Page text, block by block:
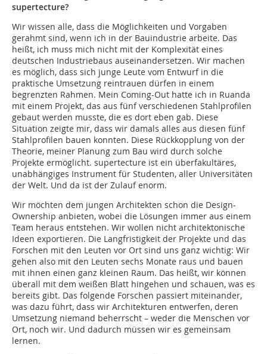
supertecture?
Wir wissen alle, dass die Möglichkeiten und Vorgaben
gerahmt sind, wenn ich in der Bauindustrie arbeite. Das
heißt, ich muss mich nicht mit der Komplexität eines
deutschen Industriebaus auseinandersetzen. Wir machen
es möglich, dass sich junge Leute vom Entwurf in die
praktische Umsetzung reintrauen dürfen in einem
begrenzten Rahmen. Mein Coming-Out hatte ich in Ruanda
mit einem Projekt, das aus fünf verschiedenen Stahlprofilen
gebaut werden musste, die es dort eben gab. Diese
Situation zeigte mir, dass wir damals alles aus diesen fünf
Stahlprofilen bauen konnten. Diese Rückkopplung von der
Theorie, meiner Planung zum Bau wird durch solche
Projekte ermöglicht. supertecture ist ein überfakultäres,
unabhängiges Instrument für Studenten, aller Universitäten
der Welt. Und da ist der Zulauf enorm.
Wir möchten dem jungen Architekten schon die Design-
Ownership anbieten, wobei die Lösungen immer aus einem
Team heraus entstehen. Wir wollen nicht architektonische
Ideen exportieren. Die Langfristigkeit der Projekte und das
Forschen mit den Leuten vor Ort sind uns ganz wichtig: Wir
gehen also mit den Leuten sechs Monate raus und bauen
mit ihnen einen ganz kleinen Raum. Das heißt, wir können
überall mit dem weißen Blatt hingehen und schauen, was es
bereits gibt. Das folgende Forschen passiert miteinander,
was dazu führt, dass wir Architekturen entwerfen, deren
Umsetzung niemand beherrscht – weder die Menschen vor
Ort, noch wir. Und dadurch müssen wir es gemeinsam
lernen.